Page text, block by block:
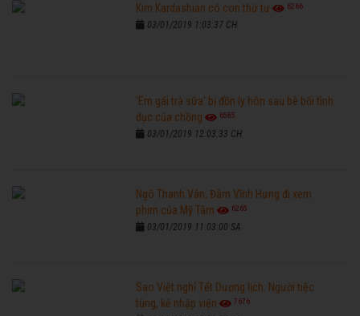
Kim Kardashian có con thứ tư 6266
03/01/2019 1:03:37 CH
'Em gái trà sữa' bị đồn ly hôn sau bê bối tình
dục của chồng
6585
03/01/2019 12:03:33 CH
Ngô Thanh Vân, Đàm Vĩnh Hưng đi xem
phim của Mỹ Tâm
6265
03/01/2019 11:03:00 SA
Sao Việt nghỉ Tết Dương lịch: Người tiệc
tùng, kẻ nhập viện
7676